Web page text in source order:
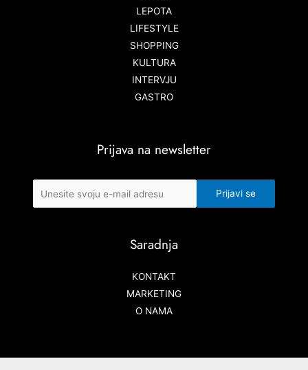
LEPOTA
LIFESTYLE
SHOPPING
KULTURA
INTERVJU
GASTRO
Prijava na newsletter
Saradnja
KONTAKT
MARKETING
O NAMA